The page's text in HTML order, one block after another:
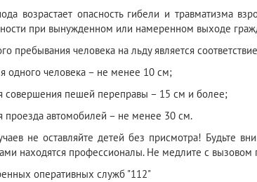
возрастает опасность гибели и травматизма
при вынужденном или намеренном выходе
пребывания человека на льду является
одного человека – не менее 10 см;
совершения пешей переправы – 15 см и более;
проезда автомобилей – не менее 30 см.
не оставляйте детей без присмотра! Будьте
находятся профессионалы. Не медлите с
оперативных служб "112"